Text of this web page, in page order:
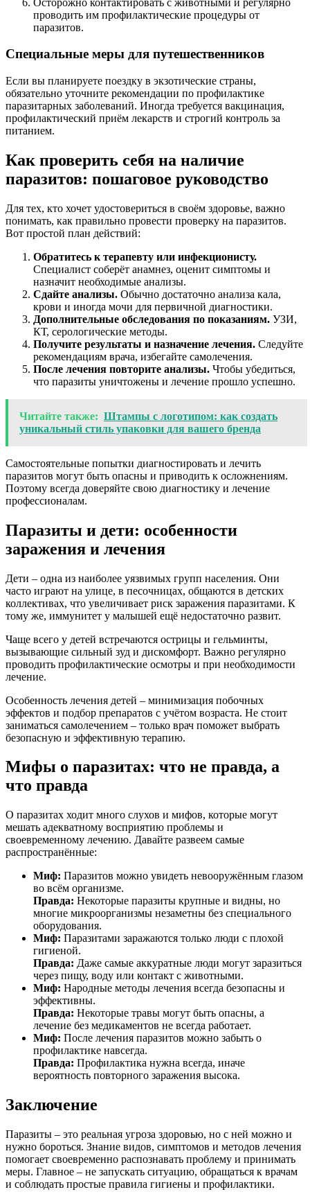
проводить им профилактические процедуры от
паразитов.
Специальные меры для путешественников
Если вы планируете поездку в экзотические страны,
обязательно уточните рекомендации по профилактике
паразитарных заболеваний. Иногда требуется вакцинация,
профилактический приём лекарств и строгий контроль за
питанием.
Как проверить себя на наличие
паразитов: пошаговое руководство
Для тех, кто хочет удостовериться в своём здоровье, важно
понимать, как правильно провести проверку на паразитов.
Вот простой план действий:
Обратитесь к терапевту или инфекционисту.
Специалист соберёт анамнез, оценит симптомы и
назначит необходимые анализы.
Сдайте анализы. Обычно достаточно анализа кала,
крови и иногда мочи для первичной диагностики.
Дополнительные обследования по показаниям. УЗИ,
КТ, серологические методы.
Получите результаты и назначение лечения. Следуйте
рекомендациям врача, избегайте самолечения.
После лечения повторите анализы. Чтобы убедиться,
что паразиты уничтожены и лечение прошло успешно.
Читайте также: Штампы с логотипом: как создать
уникальный стиль упаковки для вашего бренда
Самостоятельные попытки диагностировать и лечить
паразитов могут быть опасны и приводить к осложнениям.
Поэтому всегда доверяйте свою диагностику и лечение
профессионалам.
Паразиты и дети: особенности
заражения и лечения
Дети – одна из наиболее уязвимых групп населения. Они
часто играют на улице, в песочницах, общаются в детских
коллективах, что увеличивает риск заражения паразитами. К
тому же, иммунитет у малышей ещё недостаточно развит.
Чаще всего у детей встречаются острицы и гельминты,
вызывающие сильный зуд и дискомфорт. Важно регулярно
проводить профилактические осмотры и при необходимости
лечение.
Особенность лечения детей – минимизация побочных
эффектов и подбор препаратов с учётом возраста. Не стоит
заниматься самолечением – только врач поможет выбрать
безопасную и эффективную терапию.
Мифы о паразитах: что не правда, а
что правда
О паразитах ходит много слухов и мифов, которые могут
мешать адекватному восприятию проблемы и
своевременному лечению. Давайте развеем самые
распространённые:
Миф: Паразитов можно увидеть невооружённым глазом
во всём организме.
Правда: Некоторые паразиты крупные и видны, но
многие микроорганизмы незаметны без специального
оборудования.
Миф: Паразитами заражаются только люди с плохой
гигиеной.
Правда: Даже самые аккуратные люди могут заразиться
через пищу, воду или контакт с животными.
Миф: Народные методы лечения всегда безопасны и
эффективны.
Правда: Некоторые травы могут быть опасны, а
лечение без медикаментов не всегда работает.
Миф: После лечения паразитов можно забыть о
профилактике навсегда.
Правда: Профилактика нужна всегда, иначе
вероятность повторного заражения высока.
Заключение
Паразиты – это реальная угроза здоровью, но с ней можно и
нужно бороться. Знание видов, симптомов и методов лечения
помогает своевременно распознавать проблему и принимать
меры. Главное – не запускать ситуацию, обращаться к врачам
и соблюдать простые правила гигиены и профилактики.